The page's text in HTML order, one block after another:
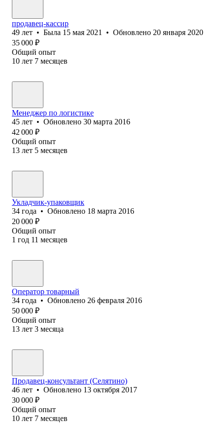
продавец-кассир
49 лет • Была 15 мая 2021 • Обновлено 20 января 2020
35 000 ₽
Общий опыт
10 лет 7 месяцев
Менеджер по логистике
45 лет • Обновлено 30 марта 2016
42 000 ₽
Общий опыт
13 лет 5 месяцев
Укладчик-упаковщик
34 года • Обновлено 18 марта 2016
20 000 ₽
Общий опыт
1 год 11 месяцев
Оператор товарный
34 года • Обновлено 26 февраля 2016
50 000 ₽
Общий опыт
13 лет 3 месяца
Продавец-консультант (Селятино)
46 лет • Обновлено 13 октября 2017
30 000 ₽
Общий опыт
10 лет 7 месяцев